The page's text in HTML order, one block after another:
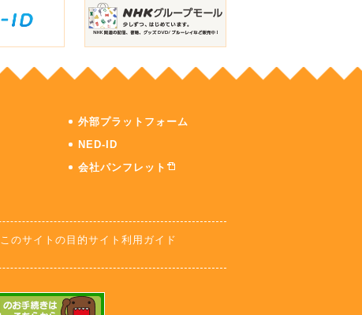
外部プラットフォーム
NED-ID
会社パンフレット
このサイトの目的サイト利用ガイド